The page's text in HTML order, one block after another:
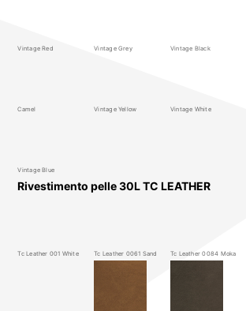
Vintage Red Vintage Grey Vintage Black
Camel Vintage Yellow Vintage White
Vintage Blue
Rivestimento pelle 30L TC LEATHER
Tc Leather 001 White Tc Leather 0061 Sand Tc Leather 0084 Moka